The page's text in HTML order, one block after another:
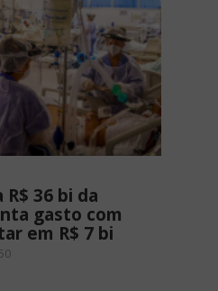
36 bi da
gasto com
em R$ 7 bi